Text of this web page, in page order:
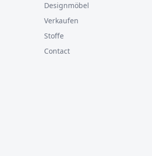
Designmöbel
Verkaufen
Stoffe
Contact